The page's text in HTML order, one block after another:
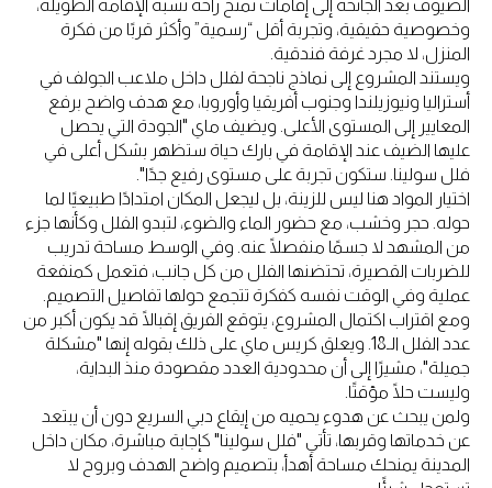
الضيوف بعد الجائحة إلى إقامات تمنح راحة تشبه الإقامة الطويلة،
وخصوصية حقيقية، وتجربة أقل “رسمية” وأكثر قربًا من فكرة
المنزل، لا مجرد غرفة فندقية.
ويستند المشروع إلى نماذج ناجحة لفلل داخل ملاعب الجولف في
أستراليا ونيوزيلندا وجنوب أفريقيا وأوروبا، مع هدف واضح برفع
المعايير إلى المستوى الأعلى. ويضيف ماي "الجودة التي يحصل
عليها الضيف عند الإقامة في بارك حياة ستظهر بشكل أعلى في
فلل سولينا. ستكون تجربة على مستوى رفيع جدًا".
اختيار المواد هنا ليس للزينة، بل ليجعل المكان امتدادًا طبيعيًا لما
حوله. حجر وخشب، مع حضور الماء والضوء، لتبدو الفلل وكأنها جزء
من المشهد لا جسمًا منفصلًا عنه. وفي الوسط مساحة تدريب
للضربات القصيرة، تحتضنها الفلل من كل جانب، فتعمل كمنفعة
عملية وفي الوقت نفسه كفكرة تتجمع حولها تفاصيل التصميم.
ومع اقتراب اكتمال المشروع، يتوقع الفريق إقبالًا قد يكون أكبر من
عدد الفلل الـ18. ويعلق كريس ماي على ذلك بقوله إنها "مشكلة
جميلة"، مشيرًا إلى أن محدودية العدد مقصودة منذ البداية،
وليست حلًا مؤقتًا.
ولمن يبحث عن هدوء يحميه من إيقاع دبي السريع دون أن يبتعد
عن خدماتها وقربها، تأتي "فلل سولينا" كإجابة مباشرة، مكان داخل
المدينة يمنحك مساحة أهدأ، بتصميم واضح الهدف وبروح لا